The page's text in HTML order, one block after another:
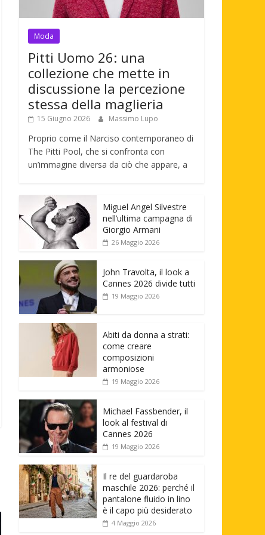
Moda
Pitti Uomo 26: una
collezione che mette in
discussione la percezione
stessa della maglieria
15 Giugno 2026 Massimo Lupo
Proprio come il Narciso contemporaneo di
The Pitti Pool, che si confronta con
un’immagine diversa da ciò che appare, a
Miguel Angel Silvestre
nell’ultima campagna di
Giorgio Armani
26 Maggio 2026
John Travolta, il look a
Cannes 2026 divide tutti
19 Maggio 2026
Abiti da donna a strati:
come creare
composizioni
armoniose
19 Maggio 2026
Michael Fassbender, il
look al festival di
Cannes 2026
19 Maggio 2026
Il re del guardaroba
maschile 2026: perché il
pantalone fluido in lino
è il capo più desiderato
4 Maggio 2026